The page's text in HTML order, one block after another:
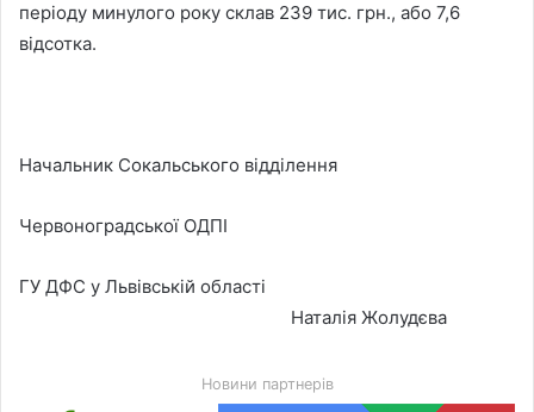
періоду минулого року склав 239 тис. грн., або 7,6
відсотка.
Начальник Сокальського відділення
Червоноградської ОДПІ
ГУ ДФС у Львівській області
Наталія Жолудєва
Новини партнерів